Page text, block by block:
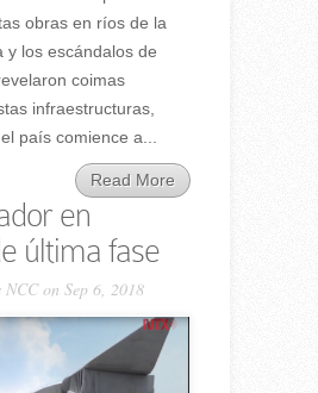
obras en ríos de la
y los escándalos de
coimas
infraestructuras,
país comience a...
Read More
en
última fase
NCCon Sep 6, 2018